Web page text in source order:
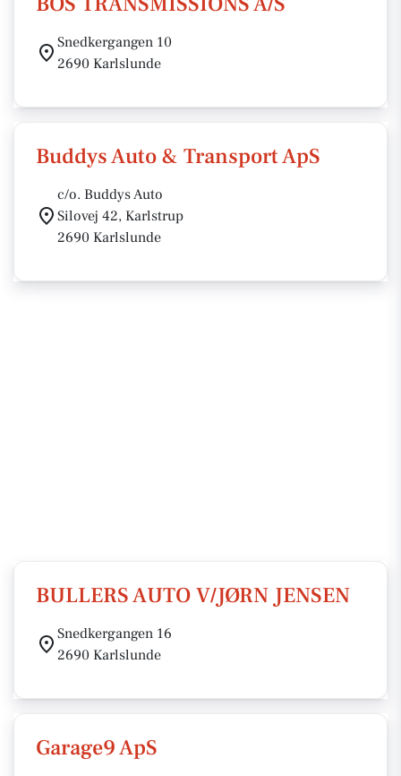
Snedkergangen 10
2690 Karlslunde
Buddys Auto & Transport ApS
c/o. Buddys Auto
Silovej 42, Karlstrup
2690 Karlslunde
BULLERS AUTO V/JØRN JENSEN
Snedkergangen 16
2690 Karlslunde
Garage9 ApS